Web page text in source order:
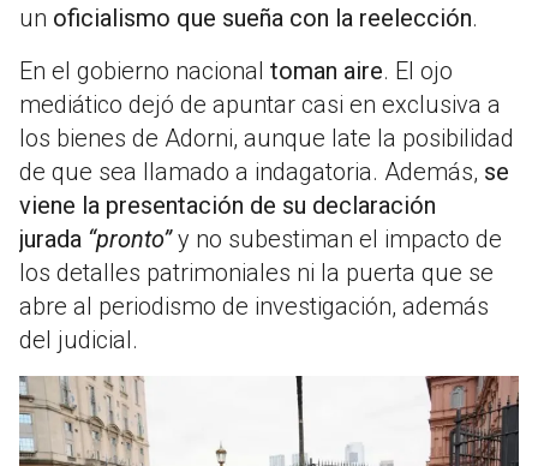
un oficialismo que sueña con la reelección.
En el gobierno nacional toman aire. El ojo
mediático dejó de apuntar casi en exclusiva a
los bienes de Adorni, aunque late la posibilidad
de que sea llamado a indagatoria. Además, se
viene la presentación de su declaración
jurada “pronto” y no subestiman el impacto de
los detalles patrimoniales ni la puerta que se
abre al periodismo de investigación, además
del judicial.